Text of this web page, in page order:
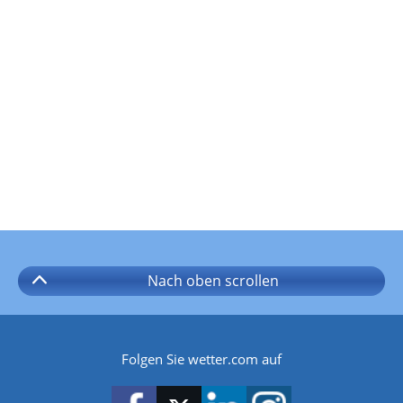
Nach oben scrollen
Folgen Sie wetter.com auf